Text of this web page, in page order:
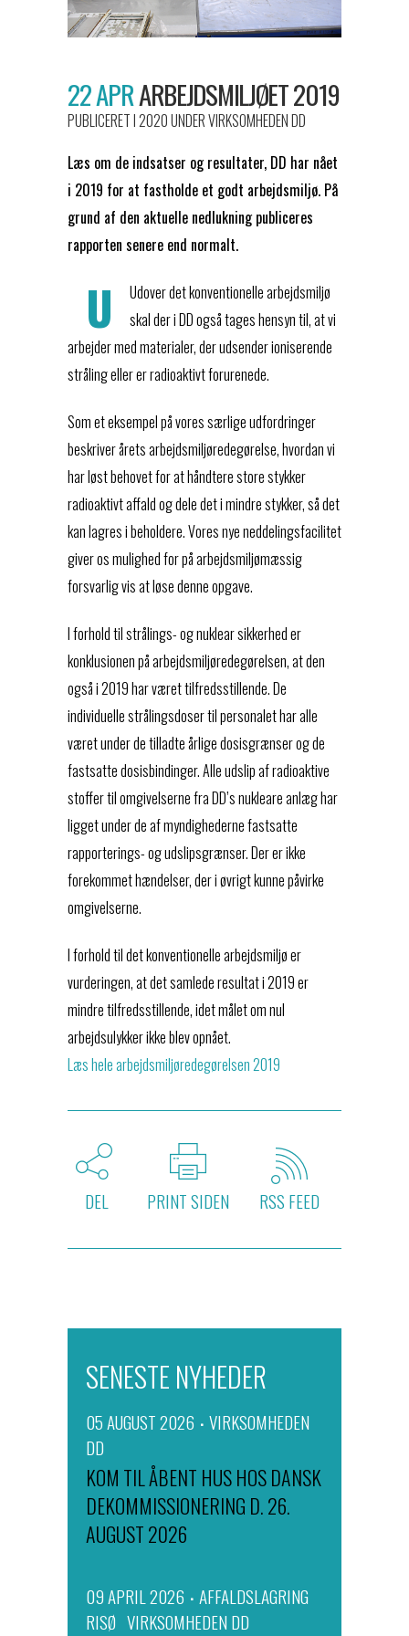
22 APRARBEJDSMILJØET 2019
PUBLICERET I 2020UNDERVIRKSOMHEDEN DD
Læs om de indsatser og resultater, DD har nået
i 2019 for at fastholde et godt arbejdsmiljø. På
grund af den aktuelle nedlukning publiceres
rapporten senere end normalt.
U
Udover det konventionelle arbejdsmiljø
skal der i DD også tages hensyn til, at vi
arbejder med materialer, der udsender ioniserende
stråling eller er radioaktivt forurenede.
Som et eksempel på vores særlige udfordringer
beskriver årets arbejdsmiljøredegørelse, hvordan vi
har løst behovet for at håndtere store stykker
radioaktivt affald og dele det i mindre stykker, så det
kan lagres i beholdere. Vores nye neddelingsfacilitet
giver os mulighed for på arbejdsmiljømæssig
forsvarlig vis at løse denne opgave.
I forhold til strålings- og nuklear sikkerhed er
konklusionen på arbejdsmiljøredegørelsen, at den
også i 2019 har været tilfredsstillende. De
individuelle strålingsdoser til personalet har alle
været under de tilladte årlige dosisgrænser og de
fastsatte dosisbindinger. Alle udslip af radioaktive
stoffer til omgivelserne fra DD’s nukleare anlæg har
ligget under de af myndighederne fastsatte
rapporterings- og udslipsgrænser. Der er ikke
forekommet hændelser, der i øvrigt kunne påvirke
omgivelserne.
I forhold til det konventionelle arbejdsmiljø er
vurderingen, at det samlede resultat i 2019 er
mindre tilfredsstillende, idet målet om nul
arbejdsulykker ikke blev opnået.
Læs hele arbejdsmiljøredegørelsen 2019
DEL PRINT SIDEN RSS FEED
SENESTE NYHEDER
05 AUGUST 2026
VIRKSOMHEDEN
DD
KOM TIL ÅBENT HUS HOS DANSK
DEKOMMISSIONERING D. 26.
AUGUST 2026
09 APRIL 2026
AFFALDSLAGRING
RISØ VIRKSOMHEDEN DD